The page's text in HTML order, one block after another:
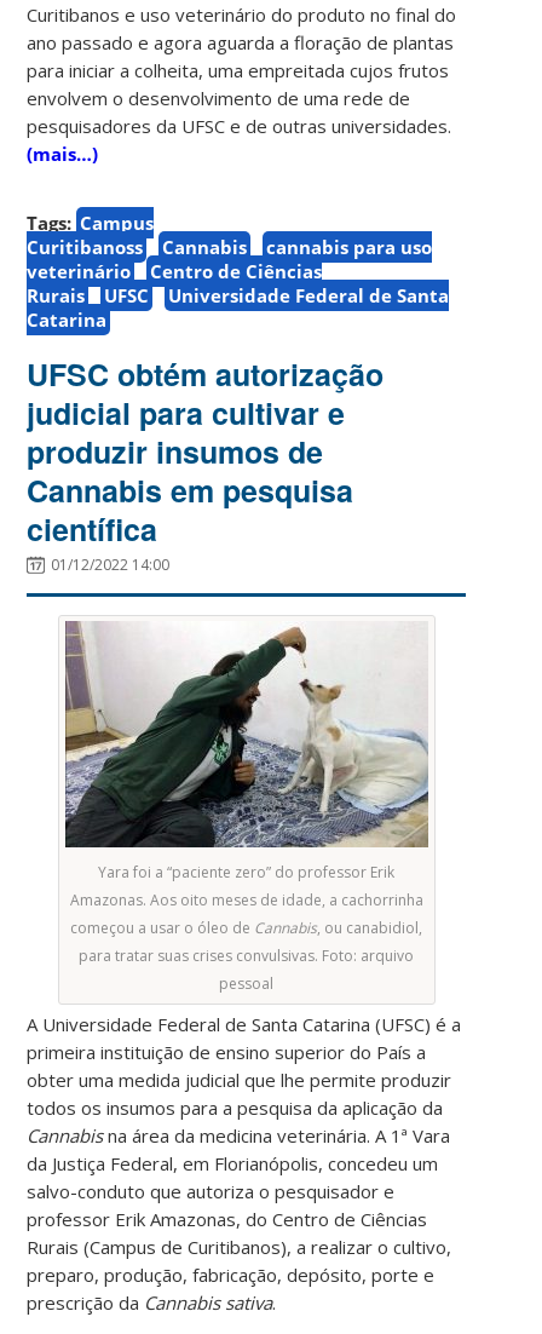
Curitibanos e uso veterinário do produto no final do
ano passado e agora aguarda a floração de plantas
para iniciar a colheita, uma empreitada cujos frutos
envolvem o desenvolvimento de uma rede de
pesquisadores da UFSC e de outras universidades.
(mais…)
Tags: Campus
Curitibanoss
Cannabis
cannabis para uso
veterinário
Centro de Ciências
Rurais
UFSC
Universidade Federal de Santa
Catarina
UFSC obtém autorização
judicial para cultivar e
produzir insumos de
Cannabis em pesquisa
científica
01/12/2022 14:00
Yara foi a “paciente zero” do professor Erik
Amazonas. Aos oito meses de idade, a cachorrinha
começou a usar o óleo de Cannabis, ou canabidiol,
para tratar suas crises convulsivas. Foto: arquivo
pessoal
A Universidade Federal de Santa Catarina (UFSC) é a
primeira instituição de ensino superior do País a
obter uma medida judicial que lhe permite produzir
todos os insumos para a pesquisa da aplicação da
Cannabisna área da medicina veterinária. A 1ª Vara
da Justiça Federal, em Florianópolis, concedeu um
salvo-conduto que autoriza o pesquisador e
professor Erik Amazonas, do Centro de Ciências
Rurais (Campus de Curitibanos), a realizar o cultivo,
preparo, produção, fabricação, depósito, porte e
prescrição da Cannabis sativa.